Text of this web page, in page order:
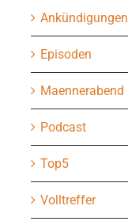
Ankündigungen
Episoden
Maennerabend
Podcast
Top5
Volltreffer